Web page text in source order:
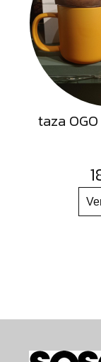
Frutos
Secos
Hierbas
Harinas
Accesorios
taza